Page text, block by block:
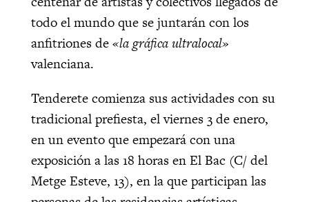
todo el mundo que se juntarán con los
anfitriones de«la gráfica ultralocal»
valenciana.
Tenderete comienza sus actividades con su
tradicional prefiesta, el viernes 3 de enero,
en un evento que empezará con una
exposición a las 18 horas en El Bac (C/ del
Metge Esteve, 13), en la que participan las